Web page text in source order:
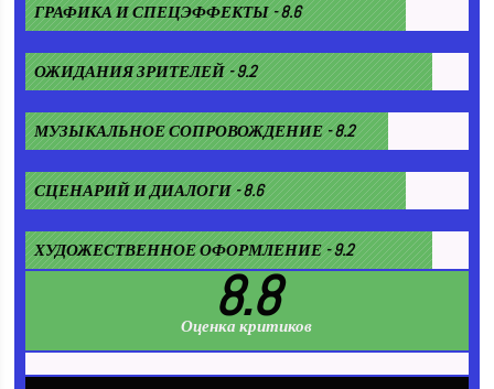
ГРАФИКА И СПЕЦЭФФЕКТЫ - 8.6
ОЖИДАНИЯ ЗРИТЕЛЕЙ - 9.2
МУЗЫКАЛЬНОЕ СОПРОВОЖДЕНИЕ - 8.2
СЦЕНАРИЙ И ДИАЛОГИ - 8.6
ХУДОЖЕСТВЕННОЕ ОФОРМЛЕНИЕ - 9.2
8.8
Оценка критиков